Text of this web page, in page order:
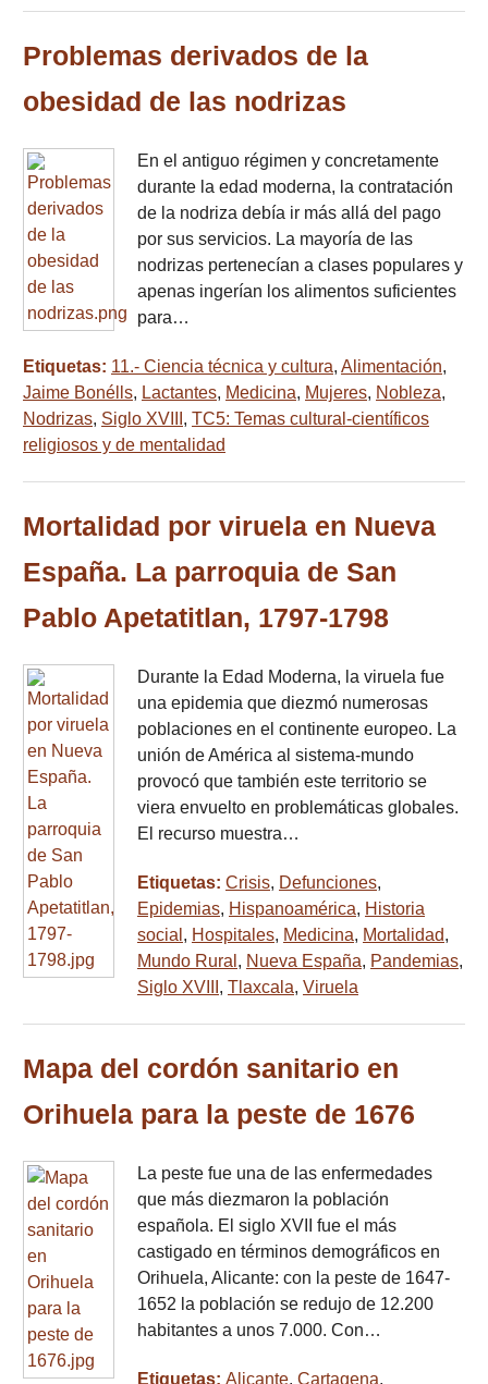
Problemas derivados de la
obesidad de las nodrizas
En el antiguo régimen y concretamente
durante la edad moderna, la contratación
de la nodriza debía ir más allá del pago
por sus servicios. La mayoría de las
nodrizas pertenecían a clases populares y
apenas ingerían los alimentos suficientes
para…
Etiquetas: 11.- Ciencia técnica y cultura, Alimentación,
Jaime Bonélls, Lactantes, Medicina, Mujeres, Nobleza,
Nodrizas, Siglo XVIII , TC5: Temas cultural-científicos
religiosos y de mentalidad
Mortalidad por viruela en Nueva
España. La parroquia de San
Pablo Apetatitlan, 1797-1798
Durante la Edad Moderna, la viruela fue
una epidemia que diezmó numerosas
poblaciones en el continente europeo. La
unión de América al sistema-mundo
provocó que también este territorio se
viera envuelto en problemáticas globales.
El recurso muestra…
Etiquetas: Crisis, Defunciones,
Epidemias, Hispanoamérica, Historia
social , Hospitales, Medicina, Mortalidad,
Mundo Rural , Nueva España, Pandemias,
Siglo XVIII , Tlaxcala, Viruela
Mapa del cordón sanitario en
Orihuela para la peste de 1676
La peste fue una de las enfermedades
que más diezmaron la población
española. El siglo XVII fue el más
castigado en términos demográficos en
Orihuela, Alicante: con la peste de 1647-
1652 la población se redujo de 12.200
habitantes a unos 7.000. Con…
Etiquetas: Alicante, Cartagena,